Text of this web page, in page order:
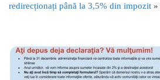
redirecționați până la 3,5% din impozit »